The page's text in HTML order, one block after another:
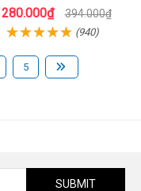
Cảm
280.000₫ 394.000₫
(940)
5
SUBMIT